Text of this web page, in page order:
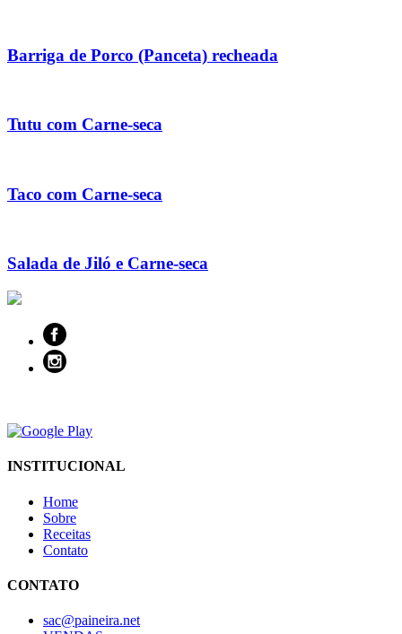
Barriga de Porco (Panceta) recheada
Tutu com Carne-seca
Taco com Carne-seca
Salada de Jiló e Carne-seca
INSTITUCIONAL
Home
Sobre
Receitas
Contato
CONTATO
sac@paineira.net